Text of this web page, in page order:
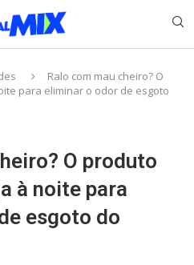
Ralo com mau cheiro? O
para eliminar o odor de esgoto
O produto
à noite para
esgoto do